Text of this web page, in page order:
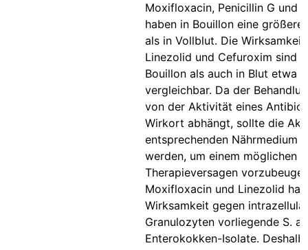
Moxifloxacin, Penicillin G und
haben in Bouillon eine
als in Vollblut. Die
Linezolid und Cefuroxim sind
Bouillon als auch in Blut etwa
vergleichbar. Da der
von der Aktivität eines
Wirkort abhängt, sollte die
entsprechenden Nährmedium
werden, um einem möglichen
Therapieversagen
Moxifloxacin und Linezolid
Wirksamkeit gegen
Granulozyten vorliegende S.
Enterokokken-Isolate.